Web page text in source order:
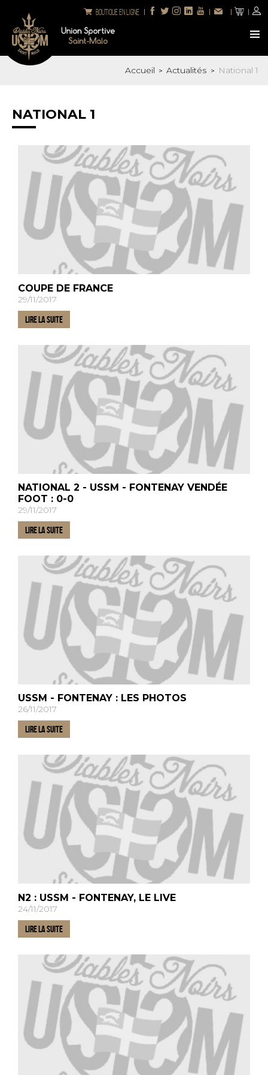
Boutique en ligne
Accueil > Actualités > National 1
NATIONAL 1
COUPE DE FRANCE
29/11/2017
LIRE LA SUITE
NATIONAL 2 - USSM - FONTENAY VENDÉE
FOOT : 0-0
29/11/2017
LIRE LA SUITE
USSM - FONTENAY : LES PHOTOS
26/11/2017
LIRE LA SUITE
N2 : USSM - FONTENAY, LE LIVE
24/11/2017
LIRE LA SUITE